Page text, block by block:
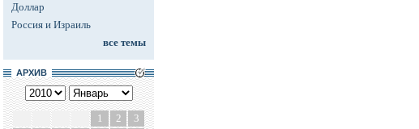
Доллар
Россия и Израиль
все темы
АРХИВ
1 2
3